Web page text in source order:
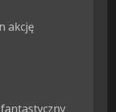
akcję